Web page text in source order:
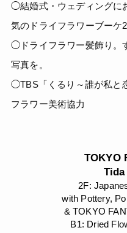
◯結婚式・ウェディングに
気のドライフラワーブーケ
◯ドライフラワー髪飾り。
写真を。
◯TBS「くるり～誰が私と
フラワー美術協力
TOKYO
2F:
with Pottery,
& TOKYO
B1: Dried